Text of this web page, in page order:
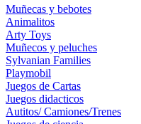
Muñecas y bebotes
Animalitos
Arty Toys
Muñecos y peluches
Sylvanian Families
Playmobil
Juegos de Cartas
Juegos didacticos
Autitos/ Camiones/Trenes